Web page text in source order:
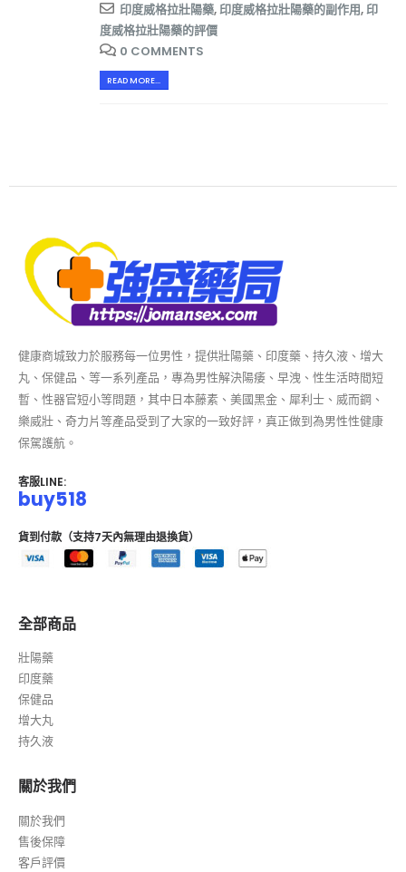
印度威格拉壯陽藥,印度威格拉壯陽藥的副作用,印
度威格拉壯陽藥的評價
0 COMMENTS
READ MORE...
健康商城致力於服務每一位男性，提供壯陽藥、印度藥、持久液、增大
丸、保健品、等一系列產品，專為男性解決陽痿、早洩、性生活時間短
暫、性器官短小等問題，其中日本藤素、美國黑金、犀利士、威而鋼、
樂威壯、奇力片等產品受到了大家的一致好評，真正做到為男性性健康
保駕護航。
客服LINE:
buy518
貨到付款（支持7天內無理由退換貨）
全部商品
壯陽藥
印度藥
保健品
增大丸
持久液
關於我們
關於我們
售後保障
客戶評價